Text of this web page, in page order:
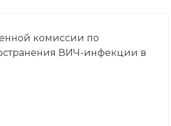
комиссии по
ВИЧ-инфекции в